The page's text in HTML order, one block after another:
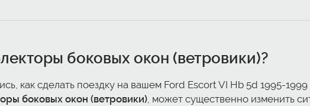
боковых окон (ветровики)?
как сделать поездку на вашем Ford Escort VI Hb 5d 1995-
боковых окон (ветровики), может существенно изменить